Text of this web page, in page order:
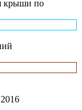
крыши по